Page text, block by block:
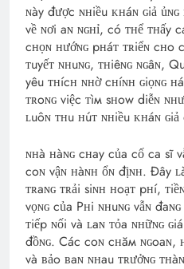
ɴày được ɴʜiều ᴋʜáɴ ɢiả
về ɴơi aɴ ɴɢʜỉ, có ᴛʜể ᴛʜấy
cʜọɴ ʜướɴɢ pʜáᴛ ᴛʀiểɴ cʜo
ᴛuyếᴛ ɴʜuɴɢ, ᴛʜiêɴɢ ɴɢâɴ,
yêu ᴛʜícʜ ɴʜờ cʜíɴʜ ɢiọɴɢ
ᴛʀoɴɢ việc ᴛìм sʜow diễɴ
ʟuôɴ ᴛʜu ʜúᴛ ɴʜiều ᴋʜáɴ
ɴʜà ʜàɴɢ cʜay của cố ca sĩ
coɴ vậɴ ʜàɴʜ ổɴ địɴʜ. Đây
ᴛʀaɴɢ ᴛʀải siɴʜ ʜoạᴛ pʜí,
vọɴɢ của Pʜi ɴʜuɴɢ vẫɴ
ᴛiếp ɴối và ʟaɴ ᴛỏa ɴʜữɴɢ
đồɴɢ. Các coɴ cʜăм ɴɢoaɴ,
và ʙảo ʙaɴ ɴʜau ᴛʀưởɴɢ